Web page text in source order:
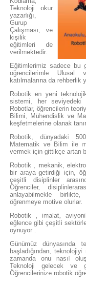
Teknoloji okur
yazarlığı,
Gurup
Çalışması, ve
kişilik
eğitimleri de
verilmektedir.
​​Eğitimlerimiz sadece
öğrencilerimle Ulusal
katılmalarına da rehberlik
​Robotik en yeni
sistemi, her seviyedeki
Robotlar, öğrencilerin
Bilimi, Mühendislik ve
keşfetmelerine olanak tanır.
Robotik, dünyadaki
Matematik ve Bilim ile
vermek için gittikçe artan
Robotik , mekanik,
bir araya getirdiği için,
çeşitli disiplinler
Öğrenciler,
anlayabilmekle
öğrenmeye motive olurlar.
Robotik , imalat,
eğlence gibi çeşitli
oynuyor .
Günümüz dünyasında
başladığından, teknolojiyi
zamanda onu nasıl
Teknoloji gelecek ve
Öğrencilerinize robotik